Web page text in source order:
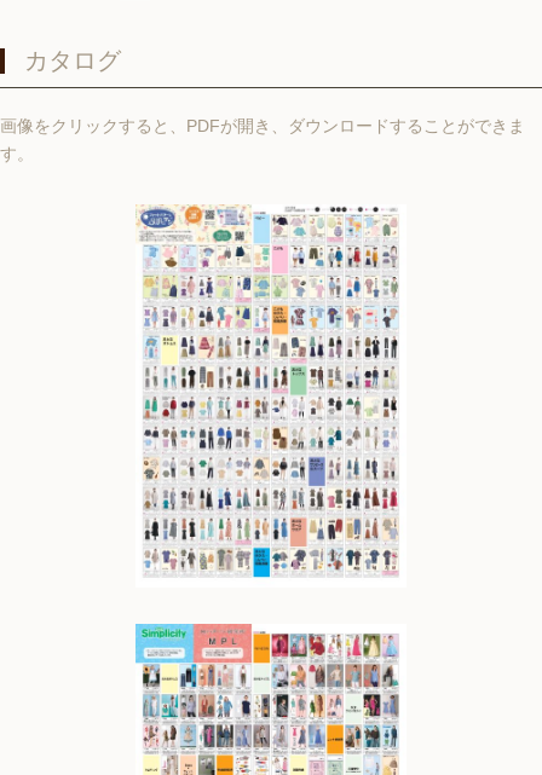
カタログ
画像をクリックすると、PDFが開き、ダウンロードすることができま
す。